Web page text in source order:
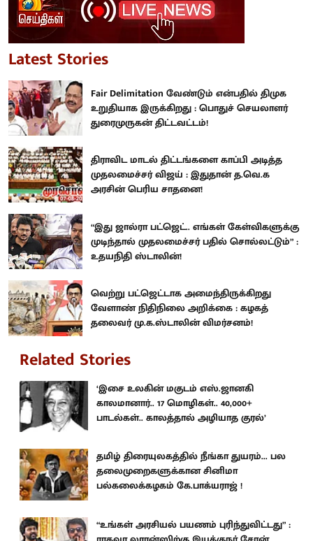
Latest Stories
Fair Delimitation வேண்டும் என்பதில் திமுக
உறுதியாக இருக்கிறது : பொதுச் செயலாளர்
துரைமுருகன் திட்டவட்டம்!
திராவிட மாடல் திட்டங்களை காப்பி அடித்த
முதலமைச்சர் விஜய் : இதுதான் த.வெ.க
அரசின் பெரிய சாதனை!
“இது ஜால்ரா பட்ஜெட்.. எங்கள் கேள்விகளுக்கு
முடிந்தால் முதலமைச்சர் பதில் சொல்லட்டும்” :
உதயநிதி ஸ்டாலின்!
வெற்று பட்ஜெட்டாக அமைந்திருக்கிறது
வேளாண் நிதிநிலை அறிக்கை : கழகத்
தலைவர் மு.க.ஸ்டாலின் விமர்சனம்!
Related Stories
‘இசை உலகின் மகுடம் எஸ்.ஜானகி
காலமானார்.. 17 மொழிகள்.. 40,000+
பாடல்கள்.. காலத்தால் அழியாத குரல்’
தமிழ் திரையுலகத்தில் நீங்கா துயரம்... பல
தலைமுறைகளுக்கான சினிமா
பல்கலைக்கழகம் கே.பாக்யராஜ் !
“உங்கள் அரசியல் பயணம் புரிந்துவிட்டது” :